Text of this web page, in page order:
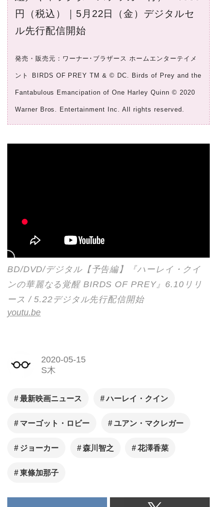
円（税込）｜5月22日（金）デジタルセ
ル先行配信開始
発売・販売元：ワーナー･ブラザース ホームエンターテイメ
ント BIRDS OF PREY TM & © DC. Birds of Prey and the
Fantabulous Emancipation of One Harley Quinn © 2020
Warner Bros. Entertainment Inc. All rights reserved.
BD/DVD/デジタル【予告編】『ハーレイ・クイ
ンの華麗なる覚醒 BIRDS OF PREY』6.10リリ
ース / 5.22デジタル先行配信開始
youtu.be
2020-05-15
S木
最新映画ニュース ハーレイ・クイン
マーゴット・ロビー ユアン・マクレガー
ジョーカー 森川智之 花澤香菜
東條加那子